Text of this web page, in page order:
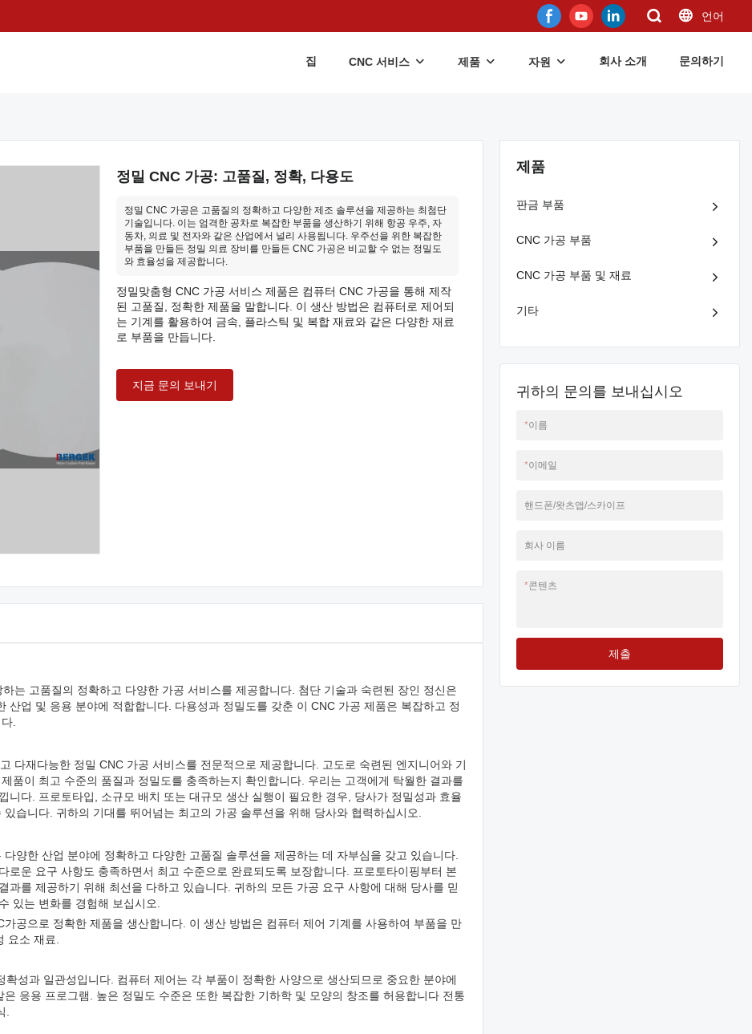
언어
집 CNC 서비스 제품 자원 회사 소개 문의하기
정밀 CNC 가공: 고품질, 정확, 다용도
정밀 CNC 가공은 고품질의 정확하고 다양한 제조 솔루션을 제공하는 최첨단
기술입니다. 이는 엄격한 공차로 복잡한 부품을 생산하기 위해 항공 우주, 자
동차, 의료 및 전자와 같은 산업에서 널리 사용됩니다. 우주선을 위한 복잡한
부품을 만들든 정밀 의료 장비를 만들든 CNC 가공은 비교할 수 없는 정밀도
와 효율성을 제공합니다.
정밀맞춤형 CNC 가공 서비스 제품은 컴퓨터 CNC 가공을 통해 제작
된 고품질, 정확한 제품을 말합니다. 이 생산 방법은 컴퓨터로 제어되
는 기계를 활용하여 금속, 플라스틱 및 복합 재료와 같은 다양한 재료
로 부품을 만듭니다.
지금 문의 보내기
는 고품질의 정확하고 다양한 가공 서비스를 제공합니다. 첨단 기술과 숙련된 장인 정신은
산업 및 응용 분야에 적합합니다. 다용성과 정밀도를 갖춘 이 CNC 가공 제품은 복잡하고 정
.
다재다능한 정밀 CNC 가공 서비스를 전문적으로 제공합니다. 고도로 숙련된 엔지니어와 기
품이 최고 수준의 품질과 정밀도를 충족하는지 확인합니다. 우리는 고객에게 탁월한 결과를
다. 프로토타입, 소규모 배치 또는 대규모 생산 실행이 필요한 경우, 당사가 정밀성과 효율
습니다. 귀하의 기대를 뛰어넘는 최고의 가공 솔루션을 위해 당사와 협력하십시오.
양한 산업 분야에 정확하고 다양한 고품질 솔루션을 제공하는 데 자부심을 갖고 있습니다.
로운 요구 사항도 충족하면서 최고 수준으로 완료되도록 보장합니다. 프로토타이핑부터 본
과를 제공하기 위해 최선을 다하고 있습니다. 귀하의 모든 가공 요구 사항에 대해 당사를 믿
있는 변화를 경험해 보십시오.
공으로 정확한 제품을 생산합니다. 이 생산 방법은 컴퓨터 제어 기계를 사용하여 부품을 만
요소 재료.
성과 일관성입니다. 컴퓨터 제어는 각 부품이 정확한 사양으로 생산되므로 중요한 분야에
응용 프로그램. 높은 정밀도 수준은 또한 복잡한 기하학 및 모양의 창조를 허용합니다 전통
제품
판금 부품
CNC 가공 부품
CNC 가공 부품 및 재료
기타
귀하의 문의를 보내십시오
*이름
*이메일
핸드폰/왓츠앱/스카이프
회사 이름
*콘텐츠
제출